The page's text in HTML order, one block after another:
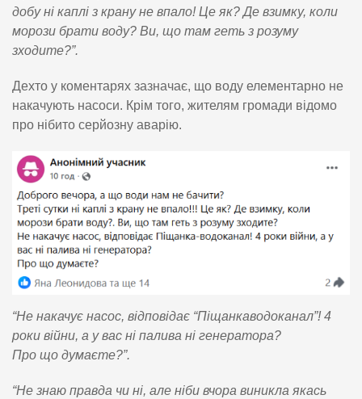
добу ні каплі з крану не впало! Це як? Де взимку, коли
морози брати воду? Ви, що там геть з розуму
зходите?”.
Дехто у коментарях зазначає, що воду елементарно не
накачують насоси. Крім того, жителям громади відомо
про нібито серйозну аварію.
“Не накачує насос, відповідає “Піщанкаводоканал”! 4
роки війни, а у вас ні палива ні генератора?
Про що думаєте?”.
“Не знаю правда чи ні, але ніби вчора виникла якась